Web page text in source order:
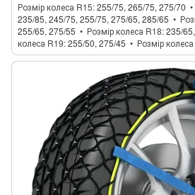
Розмір колеса R15 255/75, 265/75, 275/70
235/85, 245/75, 255/75, 275/65, 285/65
255/65, 275/55
Розмір колеса R18 235/
колеса R19 255/50, 275/45 Розмір